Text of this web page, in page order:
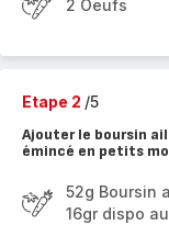
2 Oeufs
Etape 2 /5
Ajouter le boursin
émincé en petits
52g Boursin
16gr dispo